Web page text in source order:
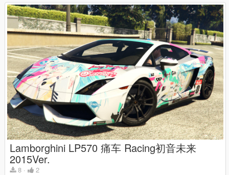
Lamborghini LP570 痛车 Racing初音未来
2015Ver.
8 · 2